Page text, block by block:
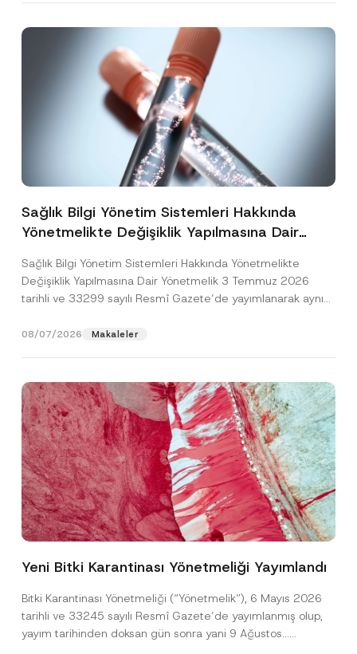
Sağlık Bilgi Yönetim Sistemleri Hakkında
Yönetmelikte Değişiklik Yapılmasına Dair
Sağlık Bilgi Yönetim Sistemleri Hakkında Yönetmelikte
Değişiklik Yapılmasına Dair Yönetmelik 3 Temmuz 2026
tarihli ve 33299 sayılı Resmî Gazete’de yayımlanarak aynı
08/07/2026 Makaleler
Yeni Bitki Karantinası Yönetmeliği Yayımlandı
Bitki Karantinası Yönetmeliği (“Yönetmelik”), 6 Mayıs 2026
tarihli ve 33245 sayılı Resmî Gazete’de yayımlanmış olup,
yayım tarihinden doksan gün sonra yani 9 Ağustos...
Ad*
Firma